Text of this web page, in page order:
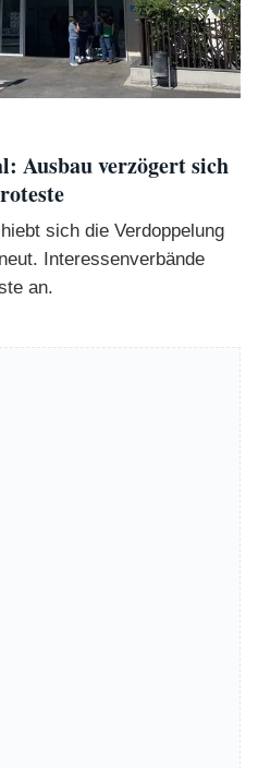
Ausbau verzögert sich
sich die Verdoppelung
Interessenverbände
an.